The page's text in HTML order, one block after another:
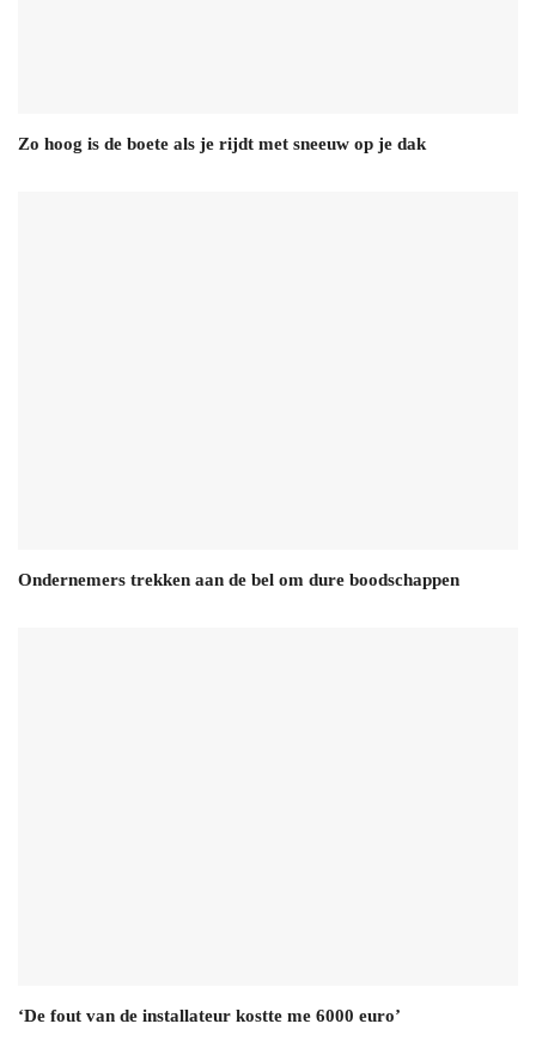
Zo hoog is de boete als je rijdt met sneeuw op je dak
Ondernemers trekken aan de bel om dure boodschappen
‘De fout van de installateur kostte me 6000 euro’